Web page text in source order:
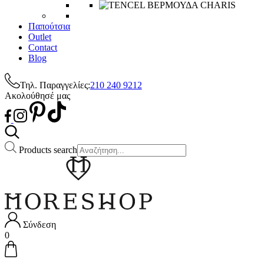
Παπούτσια
Outlet
Contact
Blog
Τηλ. Παραγγελίες:210 240 9212
Ακολούθησέ μας
Products search
Σύνδεση
0